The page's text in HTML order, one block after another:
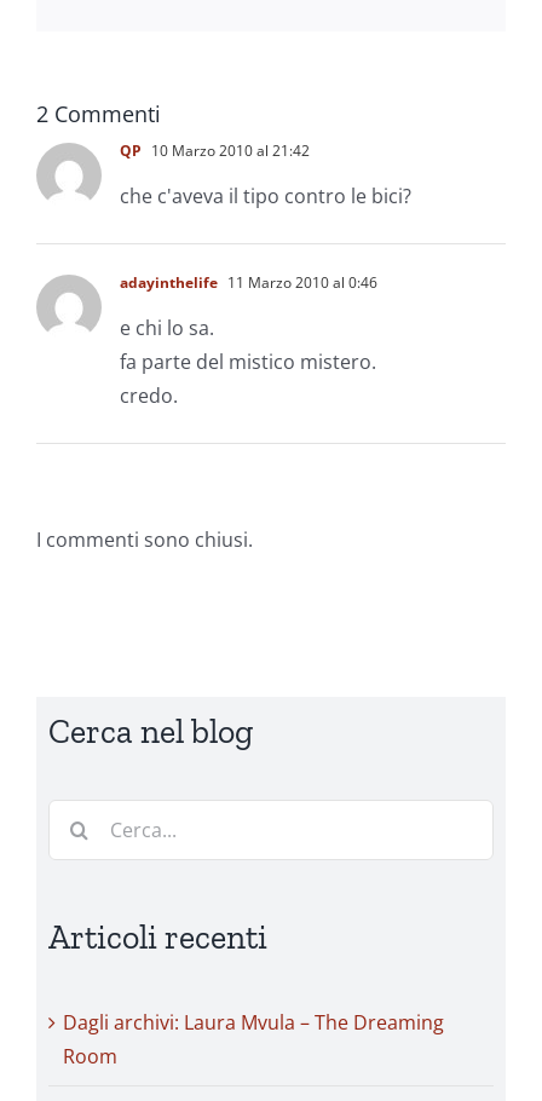
2 Commenti
QP 10 Marzo 2010 al 21:42
che c'aveva il tipo contro le bici?
adayinthelife 11 Marzo 2010 al 0:46
e chi lo sa.
fa parte del mistico mistero.
credo.
I commenti sono chiusi.
Cerca nel blog
Cerca
Articoli recenti
Dagli archivi: Laura Mvula – The Dreaming
Room